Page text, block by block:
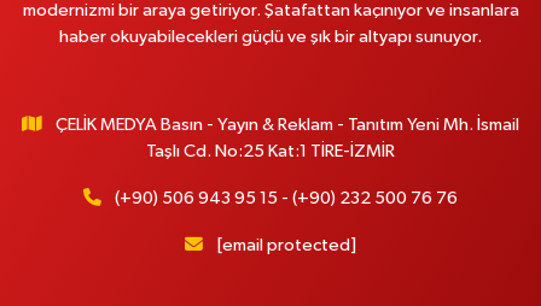
modernizmi bir araya getiriyor. Şatafattan kaçınıyor ve insanlara
haber okuyabilecekleri güçlü ve şık bir altyapı sunuyor.
ÇELİK MEDYA Basın - Yayın & Reklam - Tanıtım Yeni Mh. İsmail
Taşlı Cd. No:25 Kat:1 TİRE-İZMİR
(+90) 506 943 95 15 - (+90) 232 500 76 76
[email protected]